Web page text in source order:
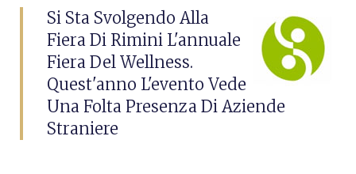
Si Sta Svolgendo Alla
Fiera Di Rimini L'annuale
Fiera Del Wellness.
Quest'anno L'evento Vede
Una Folta Presenza Di Aziende
Straniere